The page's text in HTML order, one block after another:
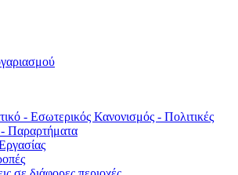
- Εσωτερικός Κανονισμός - Πολιτικές
Παραρτήματα